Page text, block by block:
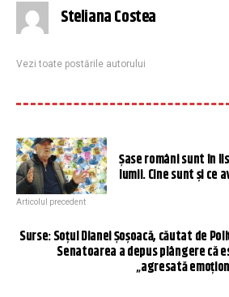
Steliana Costea
Vezi toate postările autorului
Şase români sunt în
lumii. Cine sunt și ce
Articolul precedent
Surse: Soțul Dianei Șoșoacă, căutat de
Senatoarea a depus plângere că
„agresată